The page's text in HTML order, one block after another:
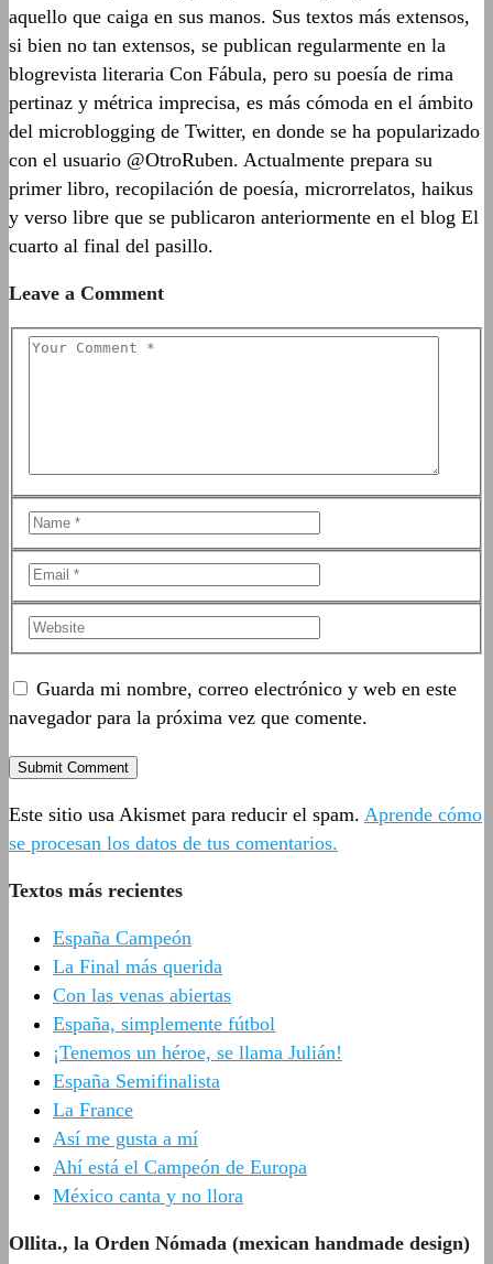
aquello que caiga en sus manos. Sus textos más extensos,
si bien no tan extensos, se publican regularmente en la
blogrevista literaria Con Fábula, pero su poesía de rima
pertinaz y métrica imprecisa, es más cómoda en el ámbito
del microblogging de Twitter, en donde se ha popularizado
con el usuario @OtroRuben. Actualmente prepara su
primer libro, recopilación de poesía, microrrelatos, haikus
y verso libre que se publicaron anteriormente en el blog El
cuarto al final del pasillo.
Leave a Comment
Guarda mi nombre, correo electrónico y web en este
navegador para la próxima vez que comente.
Este sitio usa Akismet para reducir el spam. Aprende cómo
se procesan los datos de tus comentarios.
Textos más recientes
España Campeón
La Final más querida
Con las venas abiertas
España, simplemente fútbol
¡Tenemos un héroe, se llama Julián!
España Semifinalista
La France
Así me gusta a mí
Ahí está el Campeón de Europa
México canta y no llora
Ollita., la Orden Nómada (mexican handmade design)